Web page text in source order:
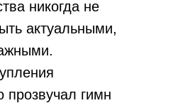
никогда не
актуальными,
прозвучал гимн
om